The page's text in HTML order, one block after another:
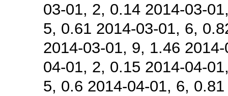
03-01, 2, 0.14 2014-03-
5, 0.61 2014-03-01, 6,
2014-03-01, 9, 1.46
04-01, 2, 0.15 2014-04-
5, 0.6 2014-04-01, 6,